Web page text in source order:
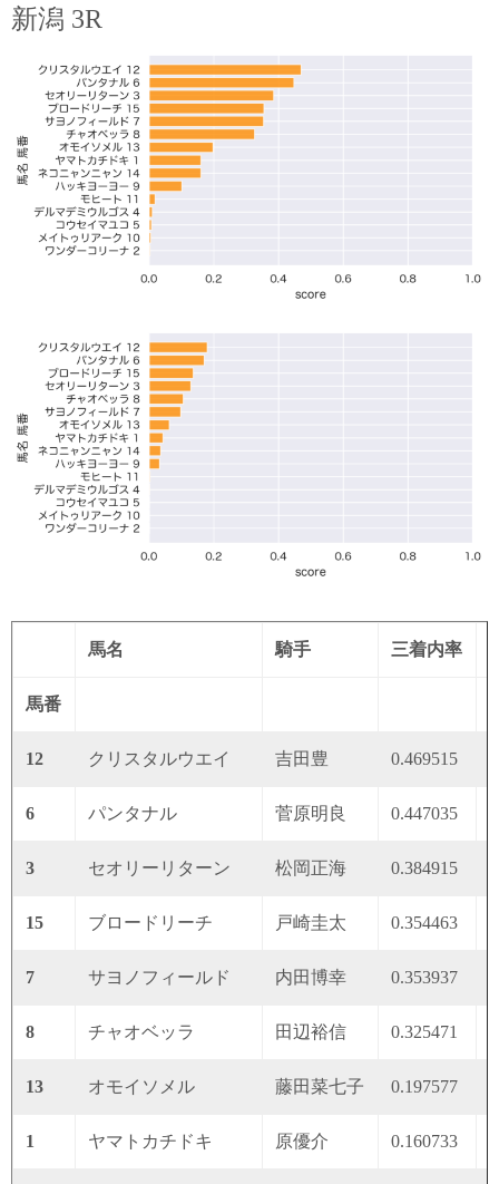
新潟 3R
馬名 騎手 三着内率
馬番
12 クリスタルウエイ 吉田豊 0.469515
6 パンタナル 菅原明良 0.447035
3 セオリーリターン 松岡正海 0.384915
15 ブロードリーチ 戸崎圭太 0.354463
7 サヨノフィールド 内田博幸 0.353937
8 チャオベッラ 田辺裕信 0.325471
13 オモイソメル 藤田菜七子 0.197577
1 ヤマトカチドキ 原優介 0.160733